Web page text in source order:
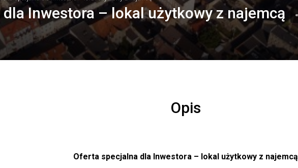
Inwestora – lokal użytkowy z najemcą
Opis
Oferta specjalna dla Inwestora – lokal użytkowy z najemcą